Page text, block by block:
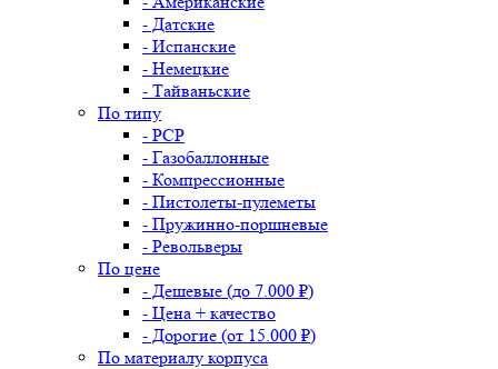
- Датские
- Испанские
- Немецкие
- Тайваньские
По типу
- PCP
- Газобаллонные
- Компрессионные
- Пистолеты-пулеметы
- Пружинно-поршневые
- Револьверы
По цене
- Дешевые (до 7.000 ₽)
- Цена + качество
- Дорогие (от 15.000 ₽)
По материалу корпуса